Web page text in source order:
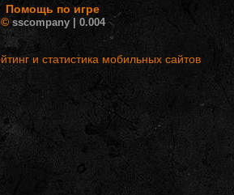
Помощь по игре
©sscompany | 0.004